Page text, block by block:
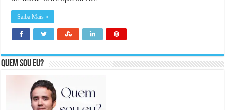
Saiba Mais »
Quem sou eu?